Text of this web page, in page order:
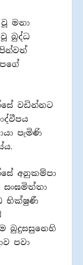
මනා
බුද්ධ
වඩින්නට
පැමිණි
අනුකම්පා
භික්ෂුණී
බුදුසසුනෙහි
පවා